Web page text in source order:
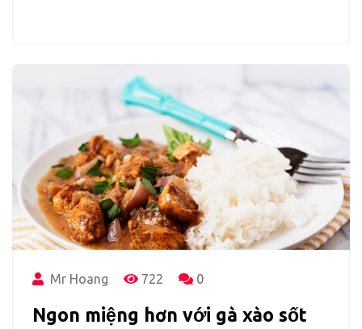
Mr Hoang 722 0
Ngon miệng hơn với gà xào sốt